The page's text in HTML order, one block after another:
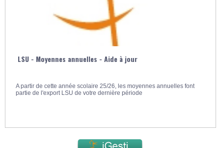
Impressions Personnalisées - Refonte complète
Les impressions personnalisées font peau neuve sur iMFR/iGesti
LSU - Moyennes annuelles - Aide à jour
A partir de cette année scolaire 25/26, les moyennes annuelles font
partie de l'export LSU de votre dernière période
iMFR/iGesti et la Facturation Électronique
Tout savoir sur iMFR/iGesti et la Facturation Électronique